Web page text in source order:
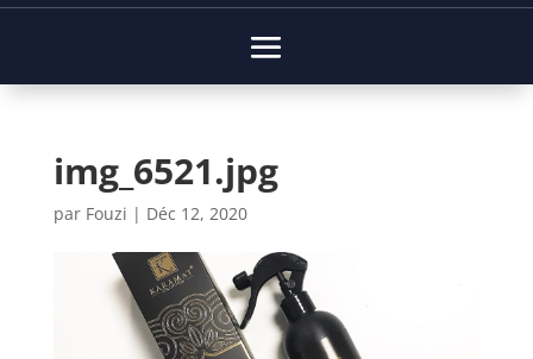
img_6521.jpg
par Fouzi | Déc 12, 2020